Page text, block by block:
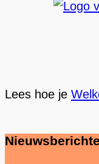
Lees hoe je